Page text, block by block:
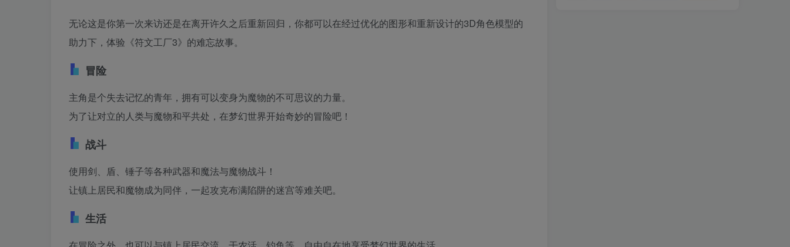
无论这是你第一次来访还是在离开许久之后重新回归，你都可以在经过优化的图形和重新设计的3D角色模型的
助力下，体验《符文工厂3》的难忘故事。
冒险
主角是个失去记忆的青年，拥有可以变身为魔物的不可思议的力量。
为了让对立的人类与魔物和平共处，在梦幻世界开始奇妙的冒险吧！
战斗
使用剑、盾、锤子等各种武器和魔法与魔物战斗！
让镇上居民和魔物成为同伴，一起攻克布满陷阱的迷宫等难关吧。
生活